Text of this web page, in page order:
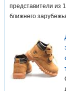
представители из
ближнего